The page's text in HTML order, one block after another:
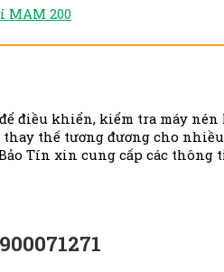
200
điều khiển, kiểm tra máy
thế tương đương cho
Tín xin cung cấp các thông